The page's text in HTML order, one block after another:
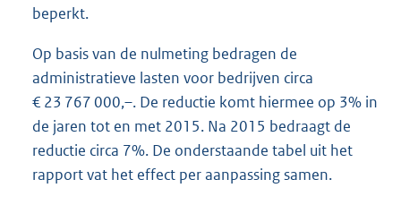
beperkt.
Op basis van de nulmeting bedragen de
administratieve lasten voor bedrijven circa
€ 23 767 000,–. De reductie komt hiermee op 3% in
de jaren tot en met 2015. Na 2015 bedraagt de
reductie circa 7%. De onderstaande tabel uit het
rapport vat het effect per aanpassing samen.